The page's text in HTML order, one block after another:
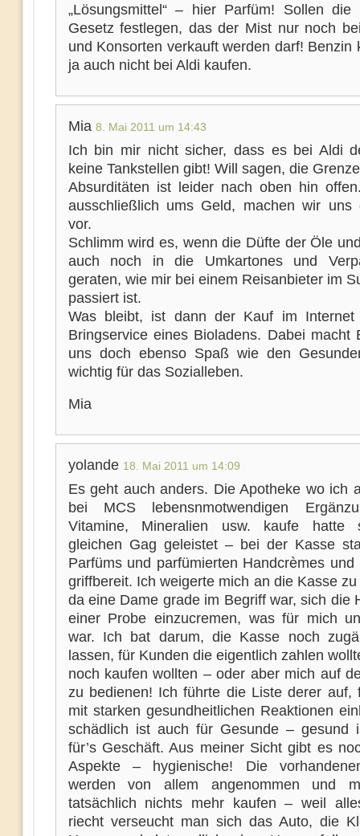
„Lösungsmittel“ – hier Parfüm! Sollen die
Gesetz festlegen, das der Mist nur noch
und Konsorten verkauft werden darf! Benzin
ja auch nicht bei Aldi kaufen.
Mia 8. Mai 2011 um 14:43
Ich bin mir nicht sicher, dass es bei Aldi
keine Tankstellen gibt! Will sagen, die
Absurditäten ist leider nach oben hin
ausschließlich ums Geld, machen wir uns
vor.
Schlimm wird es, wenn die Düfte der Öle
auch noch in die Umkartones und
geraten, wie mir bei einem Reisanbieter im
passiert ist.
Was bleibt, ist dann der Kauf im Internet
Bringservice eines Bioladens. Dabei macht
uns doch ebenso Spaß wie den
wichtig für das Sozialleben.
Mia
yolande 18. Mai 2011 um 14:09
Es geht auch anders. Die Apotheke wo ich
bei MCS lebensnmotwendigen
Vitamine, Mineralien usw. kaufe hatte
gleichen Gag geleistet – bei der Kasse
Parfüms und parfümierten Handcrèmes und
griffbereit. Ich weigerte mich an die Kasse
da eine Dame grade im Begriff war, sich die
einer Probe einzucremen, was für mich
war. Ich bat darum, die Kasse noch
lassen, für Kunden die eigentlich zahlen
noch kaufen wollten – oder aber mich auf
zu bedienen! Ich führte die Liste derer auf,
mit starken gesundheitlichen Reaktionen
schädlich ist auch für Gesunde – gesund
für’s Geschäft. Aus meiner Sicht gibt es
Aspekte – hygienische! Die
werden von allem angenommen und
tatsächlich nichts mehr kaufen – weil
riecht verseucht man sich das Auto, die